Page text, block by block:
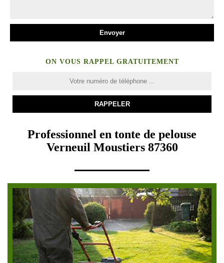
ON VOUS RAPPEL GRATUITEMENT
Professionnel en tonte de pelouse
Verneuil Moustiers 87360